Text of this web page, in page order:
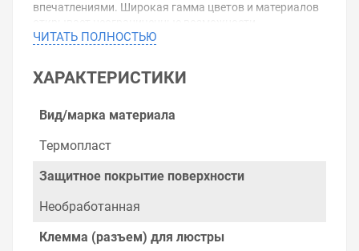
впечатлениями. Широкая гамма цветов и материалов
самовыражения.
функций, делающих ваш дом комфортным,
безопасным и экологичным.
ожидания благодаря трем типам рамок с широкой
конструкторе:Розетка TV простая Legrand Valena Allure
данном сайте справочная информация о товарах не
ЧИТАТЬ ПОЛНОСТЬЮ
ХАРАКТЕРИСТИКИ
Вид/марка материала
Термопласт
Защитное покрытие поверхности
Необработанная
Клемма (разъем) для люстры